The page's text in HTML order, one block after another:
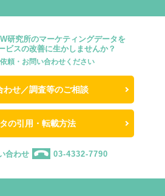
研究所のマーケティングデータを
ビスの改善に生かしませんか？
頼・お問い合わせください
わせ／調査等のご相談
の引用・転載方法
合わせ 03-4332-7790